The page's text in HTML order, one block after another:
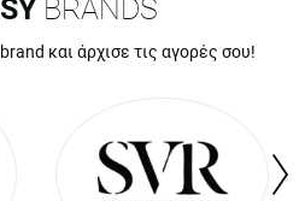
BRANDS
και άρχισε τις αγορές σου!